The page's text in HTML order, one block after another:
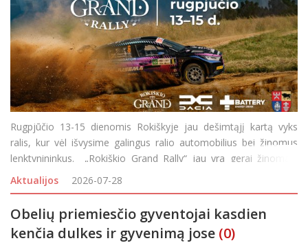
Rugpjūčio 13-15 dienomis Rokiškyje jau dešimtąjį kartą vyks
ralis, kur vėl išvysime galingus ralio automobilius bei žinomus
lenktynininkus. „Rokiškio Grand Rally“ jau yra gerai žinomas,
pripažinimo sulaukęs Lietuvos automobilių sporto renginys,
kasmet v
Aktualijos 2026-07-28
Obelių priemiesčio gyventojai kasdien
kenčia dulkes ir gyvenimą jose (0)